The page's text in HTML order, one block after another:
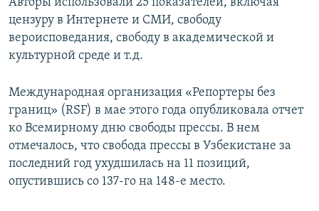
Авторы использовали 25 показателей, включая
цензуру в Интернете и СМИ, свободу
вероисповедания, свободу в академической и
культурной среде и т.д.
Международная организация «Репортеры без
границ» (RSF) в мае этого года опубликовала отчет
ко Всемирному дню свободы прессы. В нем
отмечалось, что свобода прессы в Узбекистане за
последний год ухудшилась на 11 позиций,
опустившись со 137-го на 148-е место.